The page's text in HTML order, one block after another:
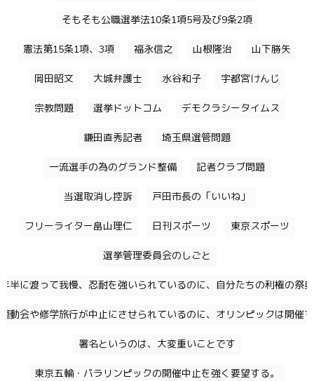
そもそも公職選挙法10条1項5号及び9条2項
憲法第15条1項、3項 福永信之 山根隆治 山下勝矢
岡田昭文 大城弁護士 水谷和子 宇都宮けんじ
宗教問題 選挙ドットコム デモクラシータイムス
鎌田直秀記者 埼玉県選管問題
一流選手の為のグランド整備 記者クラブ問題
当選取消し控訴 戸田市長の「いいね」
フリーライター畠山理仁 日刊スポーツ 東京スポーツ
選挙管理委員会のしごと
半に渡って我慢、忍耐を強いられているのに、自分たちの利権の祭
動会や修学旅行が中止にさせられているのに、オリンピックは開催
署名というのは、大変重いことです
東京五輪・パラリンピックの開催中止を強く要望する。